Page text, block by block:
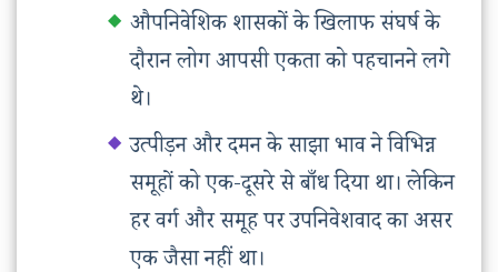
औपनिवेशिक शासकों के खिलाफ संघर्ष के
दौरान लोग आपसी एकता को पहचानने लगे
थे।
उत्पीड़न और दमन के साझा भाव ने विभिन्न
समूहों को एक-दूसरे से बाँध दिया था। लेकिन
हर वर्ग और समूह पर उपनिवेशवाद का असर
एक जैसा नहीं था।